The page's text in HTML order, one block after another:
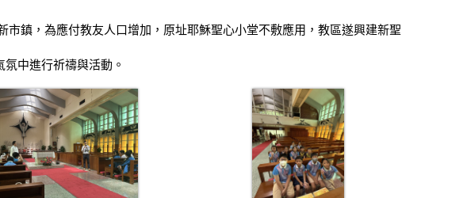
鎮，為應付教友人口增加，原址耶穌聖心小堂不敷應用，教區遂興建新聖
中進行祈禱與活動 。